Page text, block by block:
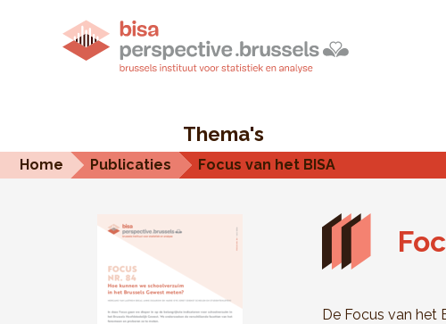
Thema's
Home Publicaties Focus van het BISA
De Focus van het